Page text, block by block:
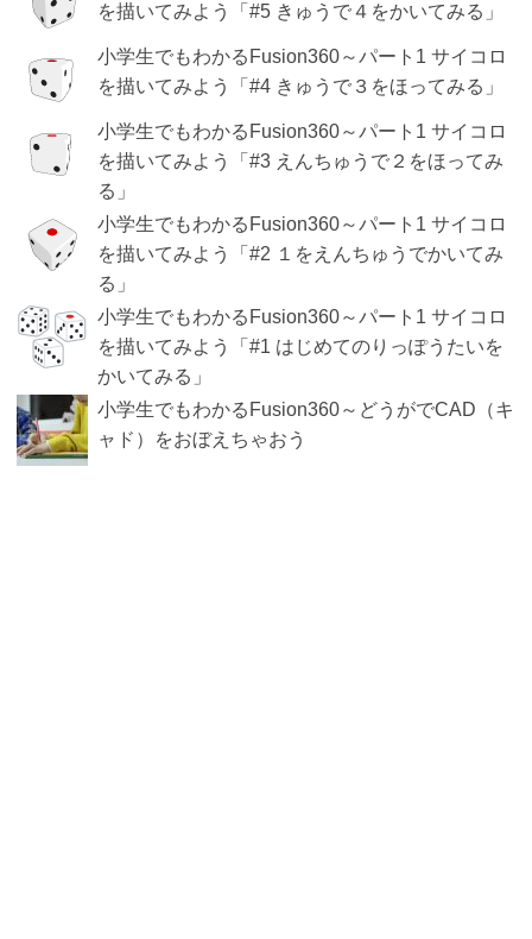
を描いてみよう「#5 きゅうで４をかいてみる」
小学生でもわかるFusion360～パート1 サイコロ
を描いてみよう「#4 きゅうで３をほってみる」
小学生でもわかるFusion360～パート1 サイコロ
を描いてみよう「#3 えんちゅうで２をほってみ
る」
小学生でもわかるFusion360～パート1 サイコロ
を描いてみよう「#2 １をえんちゅうでかいてみ
る」
小学生でもわかるFusion360～パート1 サイコロ
を描いてみよう「#1 はじめてのりっぽうたいを
かいてみる」
小学生でもわかるFusion360～どうがでCAD（キ
ャド）をおぼえちゃおう